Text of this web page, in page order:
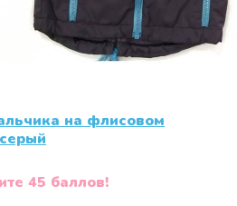
на флисовом
45 баллов!